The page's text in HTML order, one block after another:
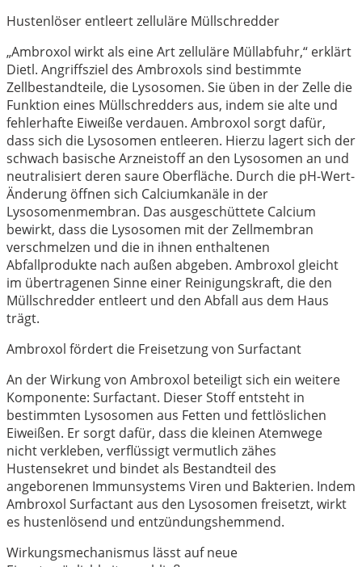
Hustenlöser entleert zelluläre Müllschredder
„Ambroxol wirkt als eine Art zelluläre Müllabfuhr,“ erklärt
Dietl. Angriffsziel des Ambroxols sind bestimmte
Zellbestandteile, die Lysosomen. Sie üben in der Zelle die
Funktion eines Müllschredders aus, indem sie alte und
fehlerhafte Eiweiße verdauen. Ambroxol sorgt dafür,
dass sich die Lysosomen entleeren. Hierzu lagert sich der
schwach basische Arzneistoff an den Lysosomen an und
neutralisiert deren saure Oberfläche. Durch die pH-Wert-
Änderung öffnen sich Calciumkanäle in der
Lysosomenmembran. Das ausgeschüttete Calcium
bewirkt, dass die Lysosomen mit der Zellmembran
verschmelzen und die in ihnen enthaltenen
Abfallprodukte nach außen abgeben. Ambroxol gleicht
im übertragenen Sinne einer Reinigungskraft, die den
Müllschredder entleert und den Abfall aus dem Haus
trägt.
Ambroxol fördert die Freisetzung von Surfactant
An der Wirkung von Ambroxol beteiligt sich ein weitere
Komponente: Surfactant. Dieser Stoff entsteht in
bestimmten Lysosomen aus Fetten und fettlöslichen
Eiweißen. Er sorgt dafür, dass die kleinen Atemwege
nicht verkleben, verflüssigt vermutlich zähes
Hustensekret und bindet als Bestandteil des
angeborenen Immunsystems Viren und Bakterien. Indem
Ambroxol Surfactant aus den Lysosomen freisetzt, wirkt
es hustenlösend und entzündungshemmend.
Wirkungsmechanismus lässt auf neue